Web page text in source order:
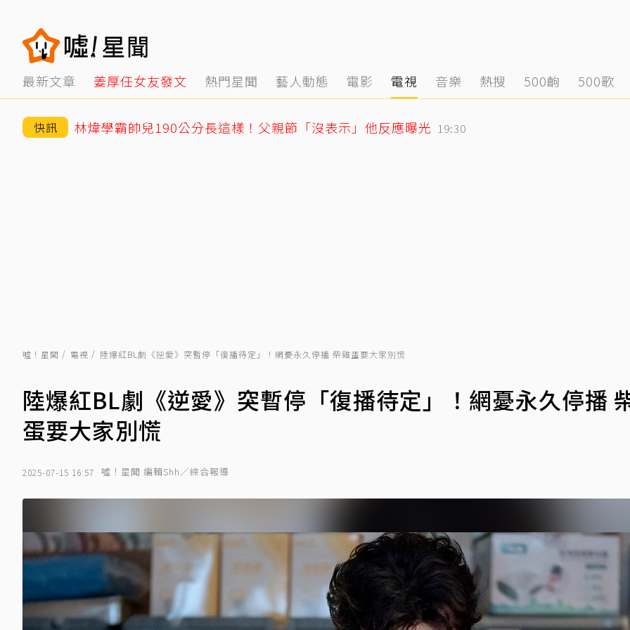
最新文章 姜厚任女友發文 熱門星聞 藝人動態 電影 電視 音樂 熱搜 500齣 500歌
快訊 林煒學霸帥兒190公分長這樣！父親節「沒表示」他反應曝光 19:30
噓！星聞 電視 陸爆紅BL劇《逆愛》突暫停「復播待定」！網憂永久停播 柴雞蛋要大家別慌
陸爆紅BL劇《逆愛》突暫停「復播待定」！網憂永久停播
蛋要大家別慌
2025-07-15 16:57 噓！星聞 編輯Shh／綜合報導